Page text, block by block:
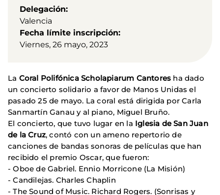
Delegación
Valencia
Fecha límite inscripción
Viernes, 26 mayo, 2023
La Coral Polifónica Scholapiarum Cantores ha dado
un concierto solidario a favor de Manos Unidas el
pasado 25 de mayo. La coral está dirigida por Carla
Sanmartín Ganau y al piano, Miguel Bruño.
El concierto, que tuvo lugar en la Iglesia de San Juan
de la Cruz, contó con un ameno repertorio de
canciones de bandas sonoras de películas que han
recibido el premio Oscar, que fueron:
- Oboe de Gabriel. Ennio Morricone (La Misión)
- Candilejas. Charles Chaplin
- The Sound of Music. Richard Rogers. (Sonrisas y